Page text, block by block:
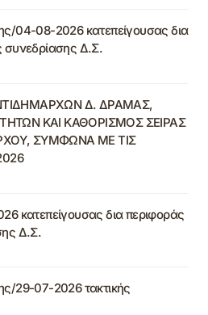
04-08-2026 κατεπείγουσας δια
συνεδρίασης Δ.Σ.
Δ. ΔΡΑΜΑΣ,
ΚΑΙ ΚΑΘΟΡΙΣΜΟΣ ΣΕΙΡΑΣ
ΣΥΜΦΩΝΑ ΜΕ ΤΙΣ
κατεπείγουσας δια περιφοράς
Δ.Σ.
29-07-2026 τακτικής